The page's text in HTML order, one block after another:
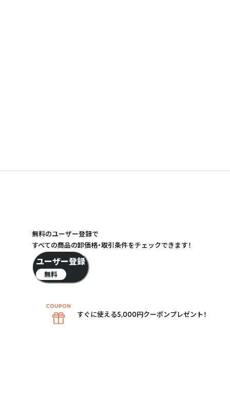
無料のユーザー登録で
すべての商品の卸価格・取引条件をチェックできます！
ユーザー登録
無料
すぐに使える5,000円クーポンプレゼント！